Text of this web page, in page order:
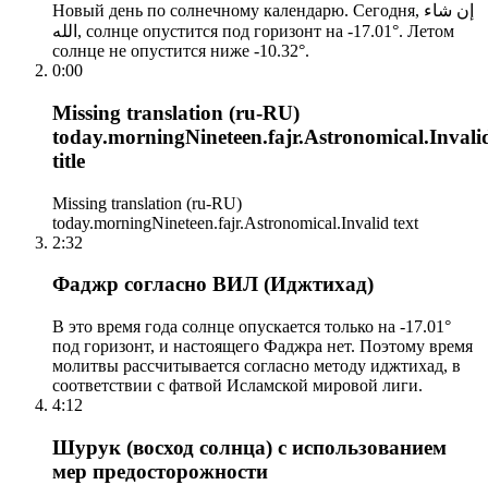
Новый день по солнечному календарю. Сегодня, إن شاء
الله, солнце опустится под горизонт на -17.01°. Летом
солнце не опустится ниже -10.32°.
0:00
Missing translation (ru-RU)
title
Missing translation (ru-RU)
today.morningNineteen.fajr.Astronomical.Invalid text
2:32
Фаджр согласно ВИЛ (Иджтихад)
В это время года солнце опускается только на -17.01°
под горизонт, и настоящего Фаджра нет. Поэтому время
молитвы рассчитывается согласно методу иджтихад, в
соответствии с фатвой Исламской мировой лиги.
4:12
Шурук (восход солнца) с использованием
мер предосторожности